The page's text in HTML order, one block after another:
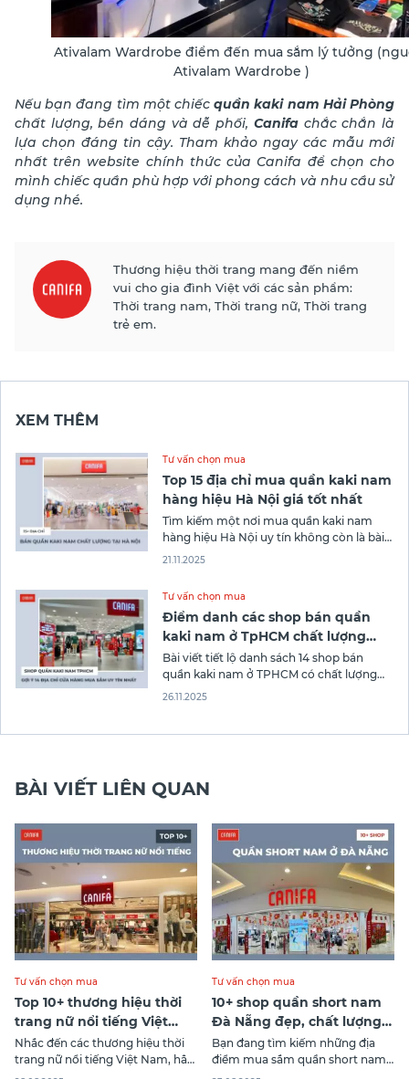
Ativalam Wardrobe điểm đến mua sắm lý tưởng
Ativalam Wardrobe )
Nếu bạn đang tìm một chiếcquần kaki nam Hải Phòng
chất lượng, bền dáng và dễ phối, Canifachắc chắn là
lựa chọn đáng tin cậy. Tham khảo ngay các mẫu mới
nhất trên website chính thức của Canifa để chọn cho
mình chiếc quần phù hợp với phong cách và nhu cầu sử
dụng nhé.
Thương hiệu thời trang mang đến niềm
vui cho gia đình Việt với các sản phẩm:
Thời trang nam, Thời trang nữ, Thời trang
trẻ em.
XEM THÊM
Tư vấn chọn mua
Top 15 địa chỉ mua quần kaki nam
hàng hiệu Hà Nội giá tốt nhất
Tìm kiếm một nơi mua quần kaki nam
hàng hiệu Hà Nội uy tín không còn là bài
toán khó khi bạn có trong tay danh sách
đáng tin cậy để chọn cho mình chiếc
21.11.2025
Tư vấn chọn mua
Điểm danh các shop bán quần
kaki nam ở TpHCM chất lượng
nhất
Bài viết tiết lộ danh sách 14 shop bán
quần kaki nam ở TPHCM có chất lượng
cao cấp với giá thành phải chăng mà
sau đây để chọn cho mình chiếc quần
26.11.2025
BÀI VIẾT LIÊN QUAN
Tư vấn chọn mua
Top 10+ thương hiệu thời
trang nữ nổi tiếng Việt
Nam
Nhắc đến các thương hiệu thời
trang nữ nổi tiếng Việt Nam, hẳn
trong đầu bạn sẽ bật ra nhiều cái
Tư vấn chọn mua
10+ shop quần short nam
Đà Nẵng đẹp, chất lượng
đáng mua nhất
Bạn đang tìm kiếm những địa
điểm mua sắm quần short nam
Đà Nẵng ưng ý? Với thời tiết